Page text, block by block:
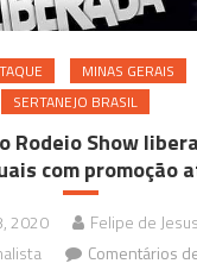
MINAS GERAIS
SERTANEJO BRASIL
Rodeio Show
com promoção
2020
Felipe de
Comentários